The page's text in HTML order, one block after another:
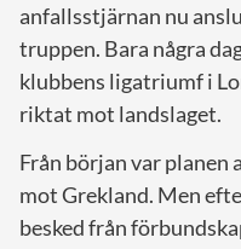
anfallsstjärnan nu
truppen. Bara några
klubbens ligatriumf i
riktat mot landslaget.
Från början var planen
mot Grekland. Men
besked från